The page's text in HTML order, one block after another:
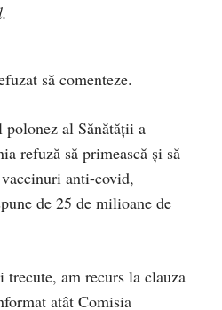
să comenteze.
al Sănătății a
refuză să primească şi să
anti-covid,
de 25 de milioane de
trecute, am recurs la clauza
atât Comisia